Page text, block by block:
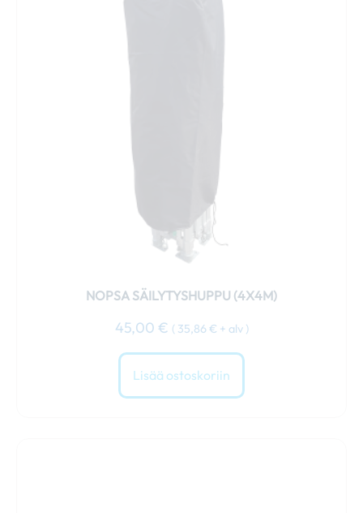
NOPSA SÄILYTYSHUPPU (4X4M)
45,00 € ( 35,86 € + alv )
Lisää ostoskoriin